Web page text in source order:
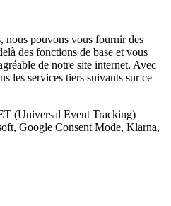
nous pouvons vous fournir des
des fonctions de base et vous
de notre site internet. Avec
les services tiers suivants sur ce
(Universal Event Tracking)
Google Consent Mode, Klarna,